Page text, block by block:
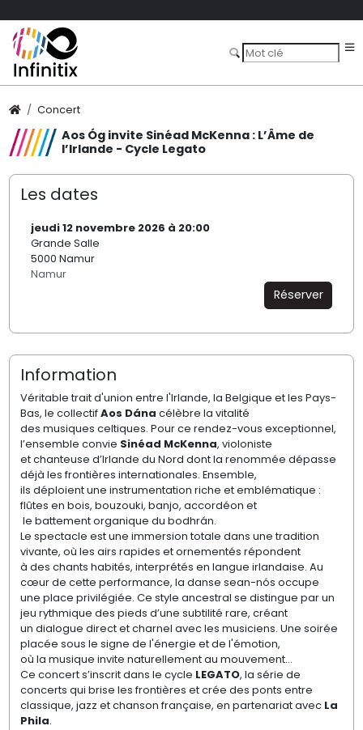
Concert
Aos Óg invite Sinéad McKenna : L’Âme de
l’Irlande - Cycle Legato
Les dates
jeudi 12 novembre 2026 à 20:00
Grande Salle
5000 Namur
Namur
Réserver
Information
Véritable trait d'union entre l'Irlande, la Belgique et les Pays-
Bas, le collectifAos Dána célèbre la vitalité
des musiques celtiques. Pour ce rendez-vous exceptionnel,
l’ensemble convie Sinéad McKenna, violoniste
et chanteuse d’Irlande du Nord dont la renommée dépasse
déjà les frontières internationales. Ensemble,
ils déploient une instrumentation riche et emblématique :
flûtes en bois, bouzouki, banjo, accordéon et
le battement organique du bodhrán.
Le spectacle est une immersion totale dans une tradition
vivante, où les airs rapides et ornementés répondent
à des chants habités, interprétés en langue irlandaise. Au
cœur de cette performance, la danse sean-nós occupe
une place privilégiée. Ce style ancestral se distingue par un
jeu rythmique des pieds d’une subtilité rare, créant
un dialogue direct et charnel avec les musiciens. Une soirée
placée sous le signe de l'énergie et de l'émotion,
où la musique invite naturellement au mouvement...
Ce concert s’inscrit dans le cycle LEGATO, la série de
concerts qui brise les frontières et crée des ponts entre
classique, jazz et chanson française, en partenariat avec La
Phila.